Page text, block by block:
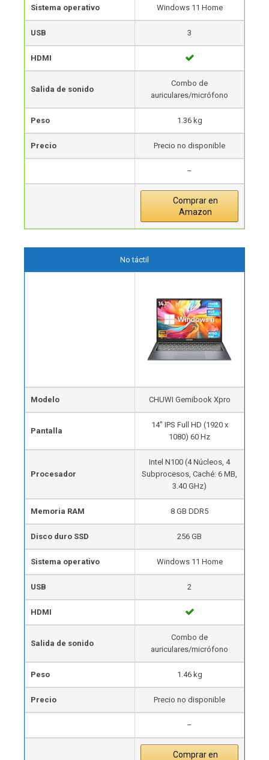
Sistema operativo Windows 11 Home
USB 3
HDMI
Salida de sonido
Combo de
auriculares/micrófono
Peso 1.36 kg
Precio Precio no disponible
–
Comprar en
Amazon
No táctil
Modelo CHUWI Gemibook Xpro
Pantalla
14″ IPS Full HD (1920 x
1080) 60 Hz
Procesador
Intel N100 (4 Núcleos, 4
Subprocesos, Caché: 6 MB,
3.40 GHz)
Memoria RAM 8 GB DDR5
Disco duro SSD 256 GB
Sistema operativo Windows 11 Home
USB 2
HDMI
Salida de sonido
Combo de
auriculares/micrófono
Peso 1.46 kg
Precio Precio no disponible
–
Comprar en